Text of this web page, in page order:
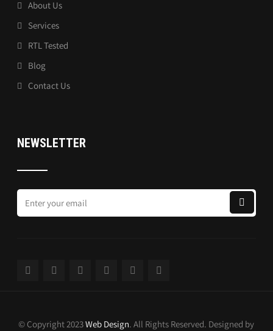
About Us
Services
RTL Tested
Blog
Contact Us
NEWSLETTER
© Copyright 2023Web Design. All Rights Reserved. Designed by